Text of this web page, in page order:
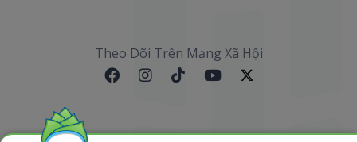
Theo Dõi Trên Mạng Xã Hội